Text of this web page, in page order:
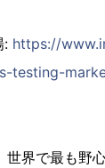
: https://
testing-
界で最も野